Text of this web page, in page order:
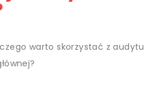
warto skorzystać z audytu